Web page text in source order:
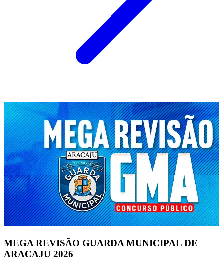
MEGA REVISÃO GUARDA MUNICIPAL DE
ARACAJU 2026